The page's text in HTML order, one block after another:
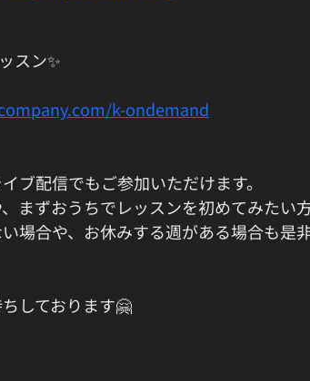
スン✨
k-ondemand
ブ配信でもご参加いただけます。
まずおうちでレッスンを初めてみたい
場合や、お休みする週がある場合も是
しております🤗